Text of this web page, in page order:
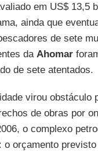
em US$ 13,5
ainda que
de sete
da Ahomar
de sete atentados.
virou obstáculo
de obras por
o complexo
orçamento